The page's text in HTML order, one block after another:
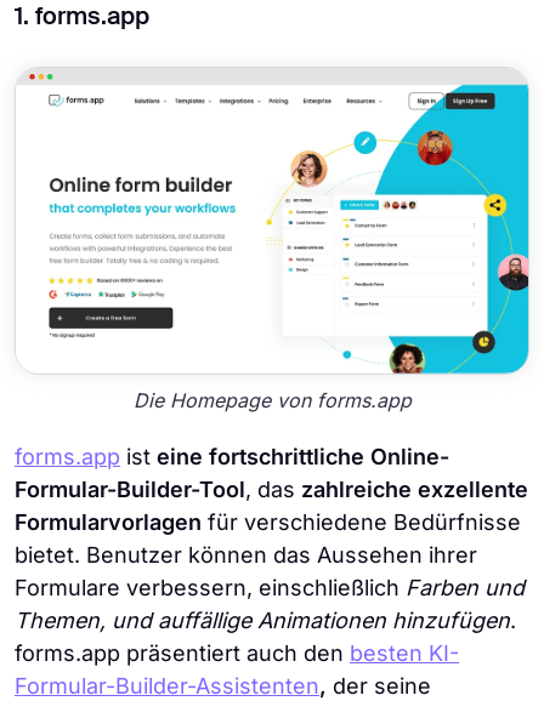
1. forms.app
Die Homepage von forms.app
forms.app ist eine fortschrittliche Online-
Formular-Builder-Tool, das zahlreiche exzellente
Formularvorlagen für verschiedene Bedürfnisse
bietet. Benutzer können das Aussehen ihrer
Formulare verbessern, einschließlich Farben und
Themen, und auffällige Animationen hinzufügen.
forms.app präsentiert auch den besten KI-
Formular-Builder-Assistenten, der seine